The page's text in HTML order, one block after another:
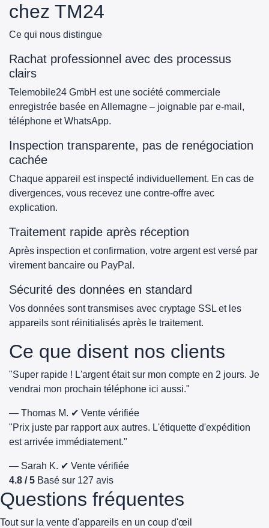
chez TM24
Ce qui nous distingue
Rachat professionnel avec des processus
clairs
Telemobile24 GmbH est une société commerciale
enregistrée basée en Allemagne – joignable par e-mail,
téléphone et WhatsApp.
Inspection transparente, pas de renégociation
cachée
Chaque appareil est inspecté individuellement. En cas de
divergences, vous recevez une contre-offre avec
explication.
Traitement rapide après réception
Après inspection et confirmation, votre argent est versé par
virement bancaire ou PayPal.
Sécurité des données en standard
Vos données sont transmises avec cryptage SSL et les
appareils sont réinitialisés après le traitement.
Ce que disent nos clients
"Super rapide ! L'argent était sur mon compte en 2 jours. Je
vendrai mon prochain téléphone ici aussi."
— Thomas M. ✔ Vente vérifiée
"Prix juste par rapport aux autres. L'étiquette d'expédition
est arrivée immédiatement."
— Sarah K. ✔ Vente vérifiée
4.8 / 5 Basé sur 127 avis
Questions fréquentes
Tout sur la vente d'appareils en un coup d'œil